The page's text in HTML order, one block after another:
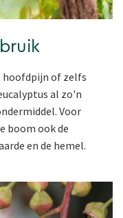
hoofdpijn of zelfs
al zo'n
Voor
boom ook de
en de hemel.